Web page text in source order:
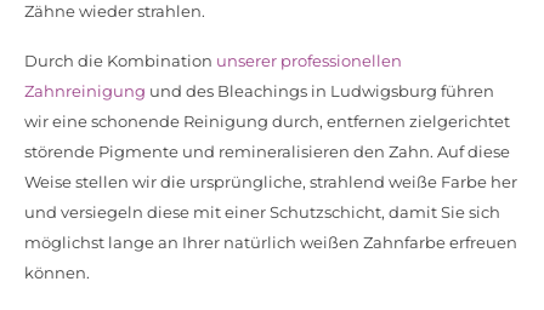
Zähne wieder strahlen.
Durch die Kombination unserer professionellen
Zahnreinigung und des Bleachings in Ludwigsburg führen
wir eine schonende Reinigung durch, entfernen zielgerichtet
störende Pigmente und remineralisieren den Zahn. Auf diese
Weise stellen wir die ursprüngliche, strahlend weiße Farbe her
und versiegeln diese mit einer Schutzschicht, damit Sie sich
möglichst lange an Ihrer natürlich weißen Zahnfarbe erfreuen
können.